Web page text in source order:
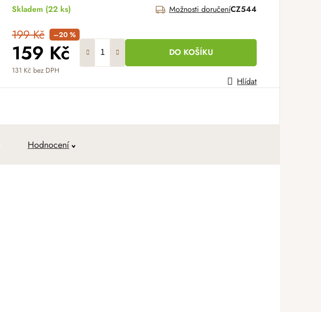
Skladem (22 ks) Možnosti doručeníCZ544
199 Kč –20 %
159 Kč
131 Kč bez DPH
Měrná cena:
DO KOŠÍKU
Hlídat
Hodnocení